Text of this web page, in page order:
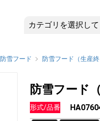
防雪フード 防雪フード（生産
防雪フード
形式/品番